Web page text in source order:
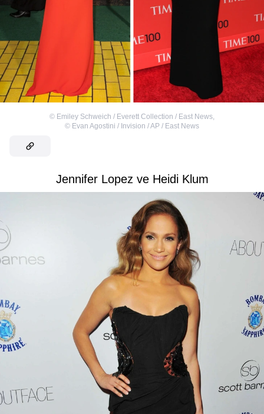
© Emiley Schweich / Everett Collection / East News,
© Evan Agostini / Invision / AP / East News
Jennifer Lopez ve Heidi Klum